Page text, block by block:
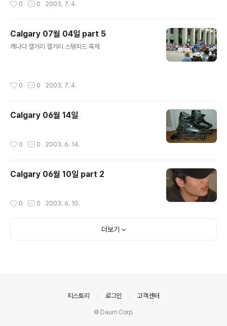
0 0 2003. 7. 4.
Calgary 07월 04일 part 5
캐나다 캘거리 캘거리 스탬피드 축제
0 0 2003. 7. 4.
Calgary 06월 14일
0 0 2003. 6. 14.
Calgary 06월 10일 part 2
0 0 2003. 6. 10.
더보기
티스토리 로그인 고객센터
© Daum Corp.